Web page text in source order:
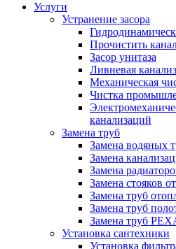
Услуги
Устранение засора
Прочистить
Засор унитаза
Ливневая
Механическая
Чистка
канализаций
Замена труб
Замена водяных
Замена
Замена
Замена стояков
Замена труб
Замена труб
Замена труб
Установка сантехники
Установка